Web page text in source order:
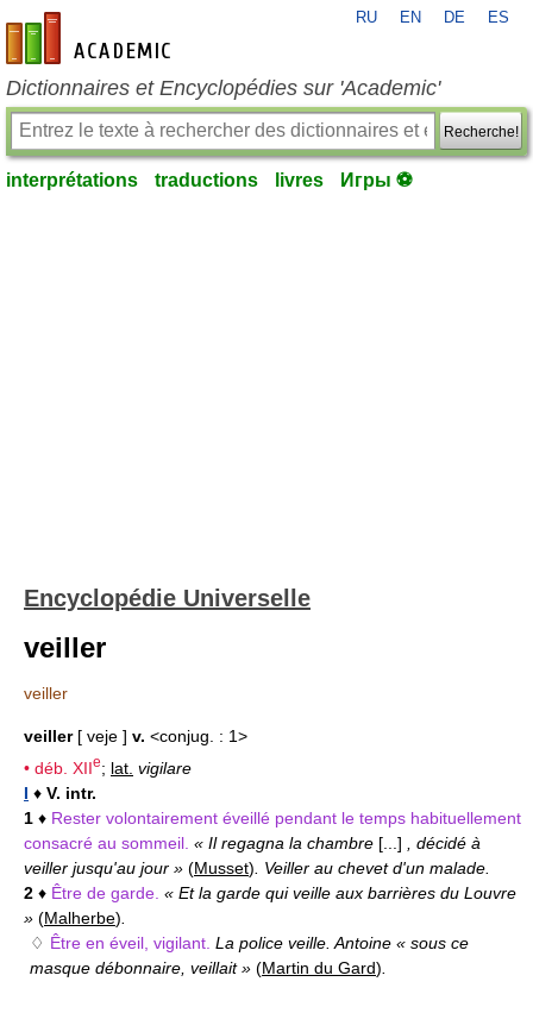
fr-academic.com
RU EN DE ES
Dictionnaires et Encyclopédies sur 'Academic'
Recherche!
interprétations traductions livres Игры ⚽
Encyclopédie Universelle
veiller
veiller
veiller[ veje ] v. <conjug. : 1>
• déb. XIIe; lat. vigilare
I ♦ V. intr.
1 ♦ Rester volontairement éveillé pendant le temps habituellement
consacré au sommeil. « Il regagna la chambre [...] , décidé à
veiller jusqu'au jour » (Musset) . Veiller au chevet d'un malade.
2 ♦ Être de garde. « Et la garde qui veille aux barrières du Louvre
» (Malherbe)
♢ Être en éveil, vigilant. La police veille. Antoine « sous ce
masque débonnaire, veillait » (Martin du Gard)